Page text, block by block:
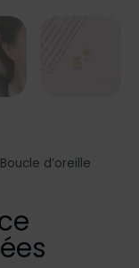
d’oreille